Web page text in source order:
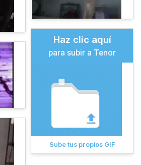
Haz clic aquí
para subir a Tenor
Sube tus propios GIF